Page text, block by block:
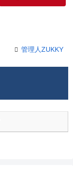
管理人ZUKKY